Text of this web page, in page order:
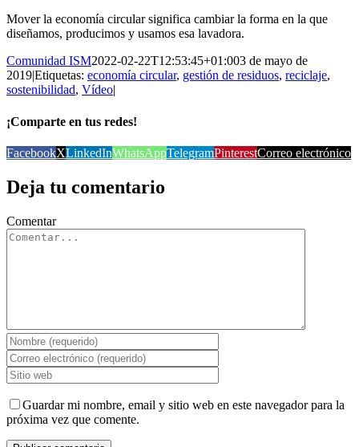
Mover la economía circular significa cambiar la forma en la que
diseñamos, producimos y usamos esa lavadora.
Comunidad ISM2022-02-22T12:53:45+01:003 de mayo de
2019|Etiquetas: economía circular, gestión de residuos, reciclaje,
sostenibilidad, Vídeo|
¡Comparte en tus redes!
FacebookXLinkedInWhatsAppTelegramPinterestCorreo electrónico
Deja tu comentario
Comentar
Guardar mi nombre, email y sitio web en este navegador para la
próxima vez que comente.